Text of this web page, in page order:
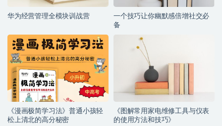
华为经营管理全模块训战营
一个技巧让你幽默感倍增社交必
备
《漫画极简学习法》普通小孩轻
松上清北的高分秘密
《图解常用家电维修工具与仪表
的使用方法和技巧》